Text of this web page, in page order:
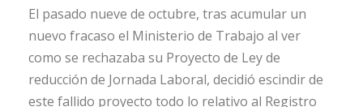
El pasado nueve de octubre, tras acumular un
nuevo fracaso el Ministerio de Trabajo al ver
como se rechazaba su Proyecto de Ley de
reducción de Jornada Laboral, decidió escindir de
este fallido proyecto todo lo relativo al Registro